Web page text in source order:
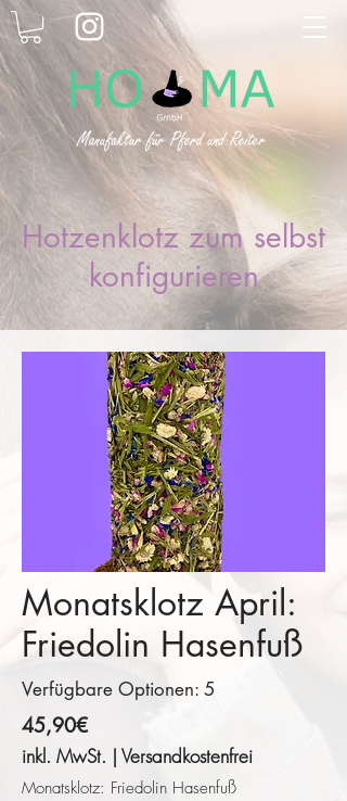
Hotzenklotz zum selbst
konfigurieren
Monatsklotz April:
Friedolin Hasenfuß
Verfügbare Optionen: 5
45,90€
inkl. MwSt. | Versandkostenfrei
Monatsklotz: Friedolin Hasenfuß